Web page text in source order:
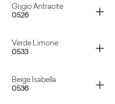
Grigio Antracite
0526
Container
Verde Limone
0533
Container
Beige Isabella
0536
Container